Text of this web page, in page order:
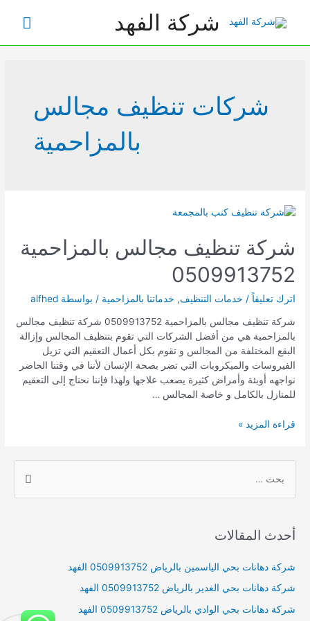
شركة الفهد
شركات تنظيف مجالس
بالمزاحمية
شركة تنظيف مجالس بالمزاحمية
0509913752
اترك تعليقاً / خدمات التنظيف, خدماتنا بالمزاحمية / بواسطة alfhed
شركة تنظيف مجالس بالمزاحمية 0509913752 شركة تنظيف مجالس
بالمزاحمية هي من أفضل الشركات التي تقوم بتنظيف المجالس وإزالة
البقع المختلفة من المجالس و تقوم بكل أعمال التعقيم التي تزيل
الفيروسات والميكروبات التي تضر بصحة الإنسان لأننا في وقتنا الحاضر
نواجهه أوبئة وأمراض كثيرة يصعب علاجها ولهذا فإننا نحتاج إلى التعقيم
للمنازل بالكامل و خاصة المجالس …
شركة
0509913752
قراءة المزيد »
r
c
h
أحدث المقالات
شركة دهانات بحي الياسمين بالرياض 0509913752 الفهد
شركة دهانات بحي الغدير بالرياض 0509913752 الفهد
شركة دهانات بحي الوادي بالرياض 0509913752 الفهد